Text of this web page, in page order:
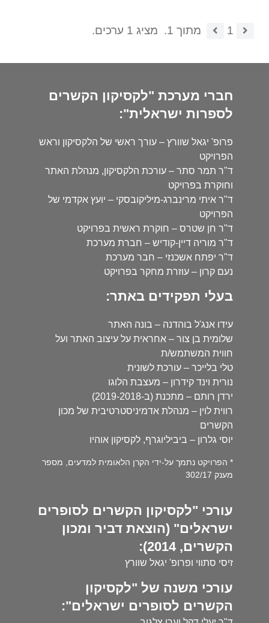
1 מתוך 1. מציג 1 ערכים.
חברי מערכת "לקסיקון הקשרים
לספרות ישראלית":
פרופ' יגאל שוורץ – עורך ראשי של הלקסיקון וראש
הפרויקט
ד"ר תמר סתר – עורכת הלקסיקון, מנהלת האתר
וחוקרת בפרויקט
ד"ר איתי מרינברג-מיליקובסקי – יועץ אקדמי של
הפרויקט
ד"ר חן שטרס – חוקרת ראשית בפרויקט
ד"ר מוריה דיין-קודיש – חברת מערכת
ד"ר יפתח אשכנזי – חבר מערכת
נעם קרון – עוזרת מחקר בפרויקט
בעלי תפקידים באתר:
עידו אנג'ל בוהדנה – בונה האתר
שלומית בן צור – אחראית על עיצוב האתר ועל
חווית המשתמש/ת
טלי בלייכר – עורכת לשונית
נורית וינד קידרון – מעצבת הלוגו
ירדן רותם – מתכנת (ב-2019-2018)
רווית לוין – מנהלת אדמיניסטרטיבית של מכון
הקשרים
יוסי גלרון – ביביליוגרף, לקסיקון אוהיו
* הפרויקט נתמך על-ידי הקרן הלאומית למדעים, מספר
מענק 302/17
עורכי "לקסיקון הקשרים לסופרים
ישראלים" (הוצאת דביר ומכון
הקשרים, 2014):
זיסי סתווי ופרופ' יגאל שוורץ
עורכי משנה של "לקסיקון
הקשרים לסופרים ישראלים":